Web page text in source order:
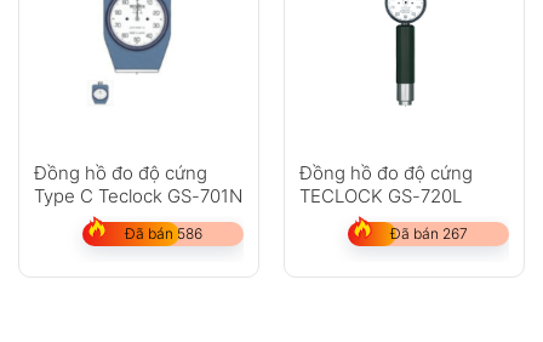
Đồng hồ đo độ cứng
Type C Teclock GS-701N
Đã bán 586
Đồng hồ đo độ cứng
TECLOCK GS-720L
Đã bán 267